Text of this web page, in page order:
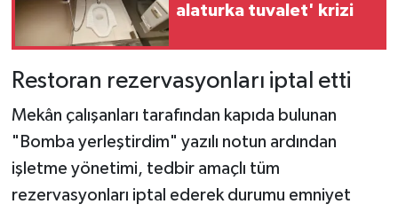
alaturka tuvalet' krizi
Restoran rezervasyonları iptal etti
Mekân çalışanları tarafından kapıda bulunan
"Bomba yerleştirdim" yazılı notun ardından
işletme yönetimi, tedbir amaçlı tüm
rezervasyonları iptal ederek durumu emniyet